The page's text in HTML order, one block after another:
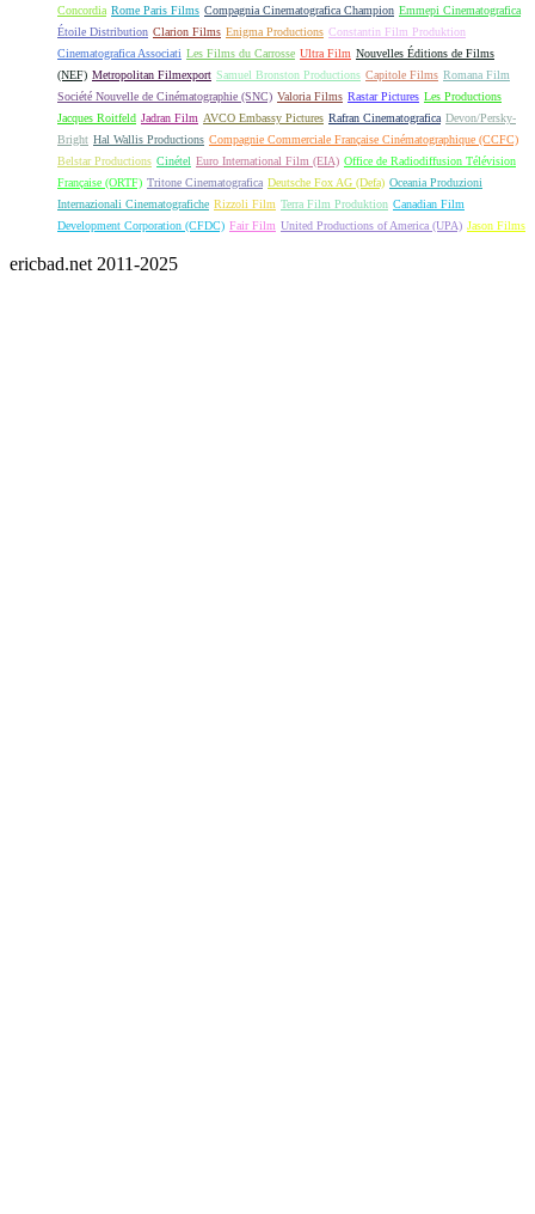
Concordia Rome Paris Films Compagnia Cinematografica Champion Emmepi Cinematografica
Étoile Distribution Clarion Films Enigma Productions Constantin Film Produktion
Cinematografica Associati Les Films du Carrosse Ultra Film Nouvelles Éditions de Films
(NEF) Metropolitan Filmexport Samuel Bronston Productions Capitole Films Romana Film
Société Nouvelle de Cinématographie (SNC) Valoria Films Rastar Pictures Les Productions
Jacques Roitfeld Jadran Film AVCO Embassy Pictures Rafran Cinematografica Devon/Persky-
Bright Hal Wallis Productions Compagnie Commerciale Française Cinématographique (CCFC)
Belstar Productions Cinétel Euro International Film (EIA) Office de Radiodiffusion Télévision
Française (ORTF) Tritone Cinematografica Deutsche Fox AG (Defa) Oceania Produzioni
Internazionali Cinematografiche Rizzoli Film Terra Film Produktion Canadian Film
Development Corporation (CFDC) Fair Film United Productions of America (UPA) Jason Films
ericbad.net 2011-2025